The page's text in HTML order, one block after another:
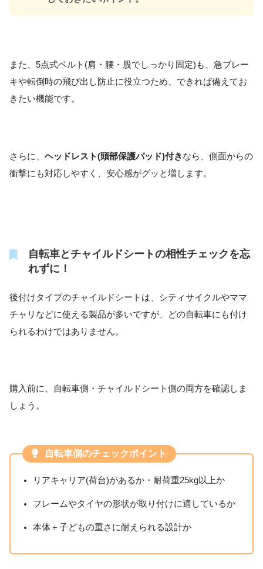
また、5点式ベルト(肩・腰・股でしっかり固定)も、急ブレー
キや転倒時の飛び出し防止に役立つため、できれば備えてお
きたい機能です。
さらに、 ヘッドレスト(頭部保護パッド)付きなら、側面からの
衝撃にも対応しやすく、安心感がグッと増します。
自転車とチャイルドシートの相性チェックを忘
れずに！
後付けタイプのチャイルドシートは、シティサイクルやママ
チャリなどに使える製品が多いですが、どの自転車にも付け
られるわけではありません。
購入前に、自転車側・チャイルドシート側の両方を確認しま
しょう。
自転車側のチェックポイント
リアキャリア(荷台)があるか・耐荷重25kg以上か
フレームやタイヤの形状が取り付けに適しているか
本体＋子どもの重さに耐えられる設計か